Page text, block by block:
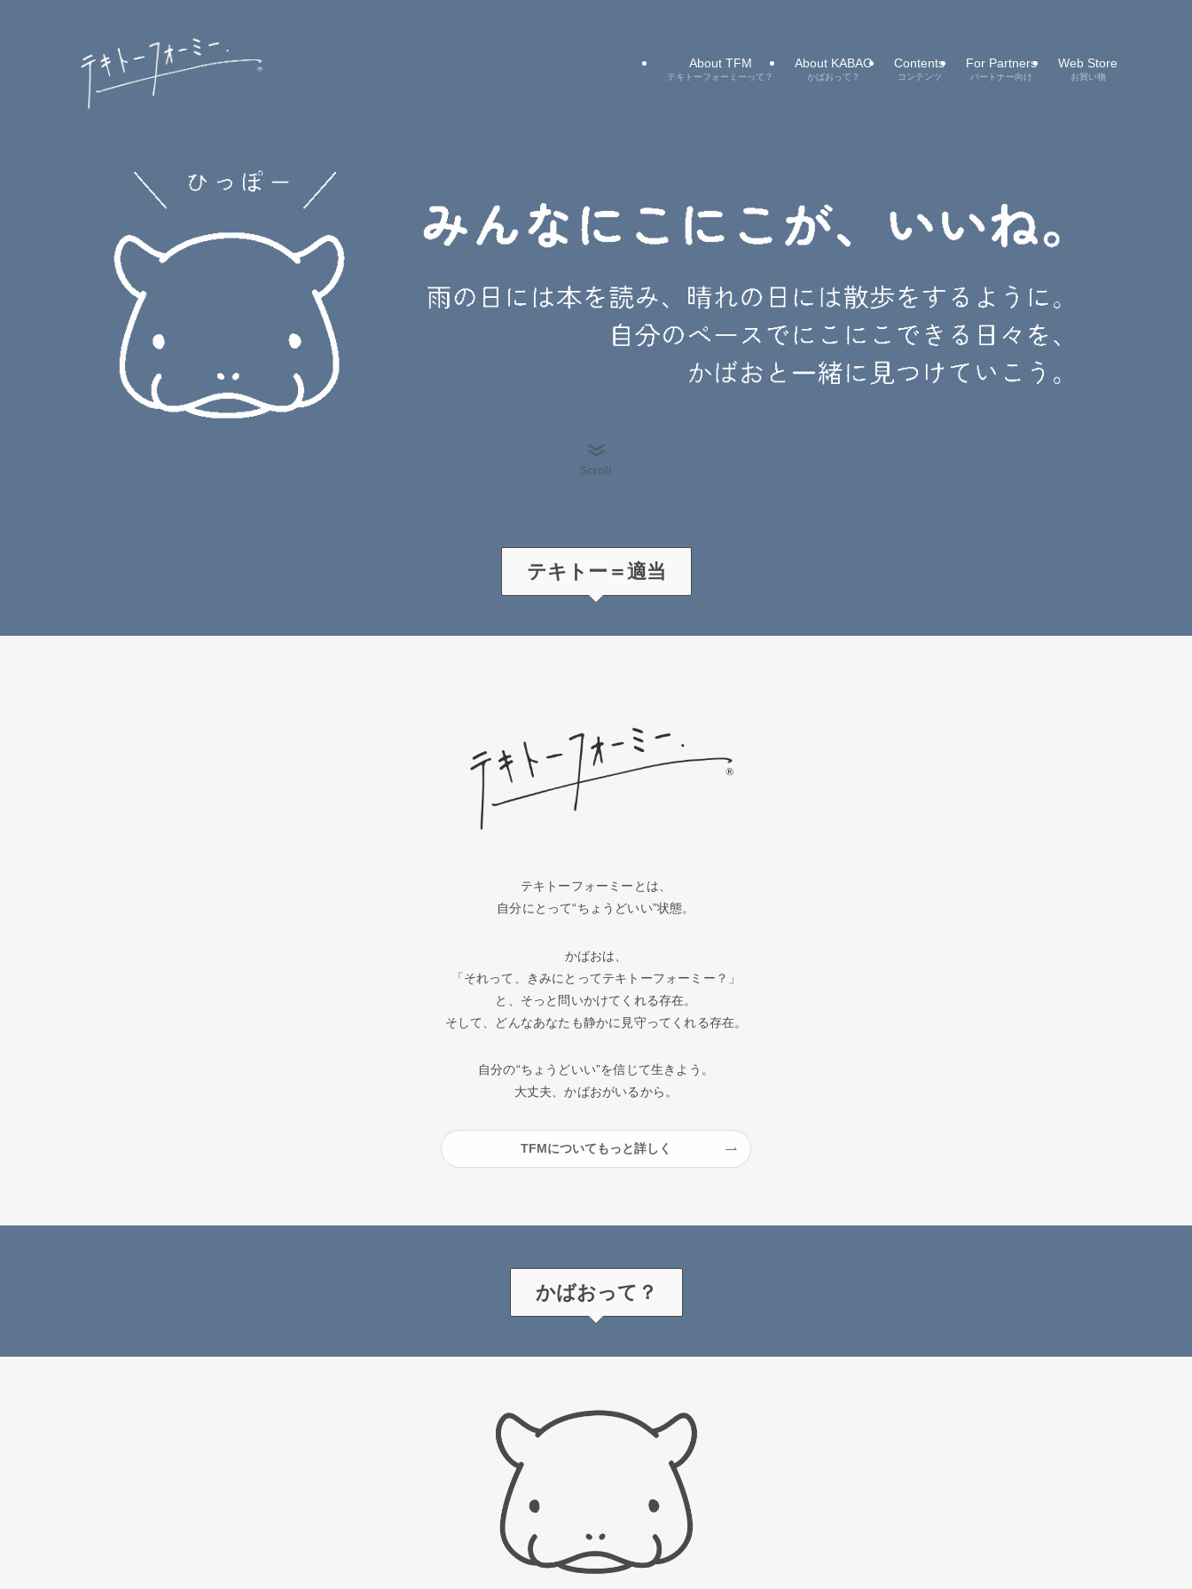
About TFM
テキトーフォーミーって？
About KABAO
かばおって？
Contents
コンテンツ
For Partners
パートナー向け
Web Store
お買い物
Scroll
テキトー＝適当
テキトーフォーミーとは、
自分にとって“ちょうどいい”状態。
かばおは、
「それって、きみにとってテキトーフォーミー？」
と、そっと問いかけてくれる存在。
そして、どんなあなたも静かに見守ってくれる存在。
自分の“ちょうどいい”を信じて生きよう。
大丈夫、かばおがいるから。
TFMについてもっと詳しく
かばおって？